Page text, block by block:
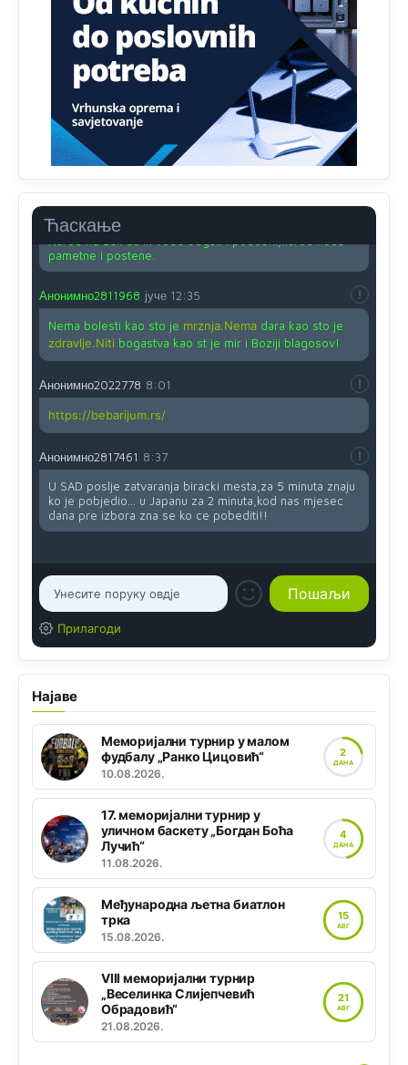
Ћаскање
Nije u svijetu problem,nahraniti siromasnd,kako nahraniti
bogate!?
Анонимно2810587 јуче 11:26
Pozdrav,evo hvata me meze.
Анонимно2811968 11:38
Sta bi rekaoprof.Momcilo Gigovic?Tako je lepi moj!
Анонимно2811968
pametne i postene.
Анонимно2811968 јуче 12:35
Nema bolesti kao sto je mrznja.Nemadara kao sto je
zdravlje.Niti bogastva kao st je mir i Boziji blagosov!
Анонимно2022778 8:01
https://bebarijum.rs/
Анонимно2817461 8:37
U SAD poslje zatvaranja biracki mesta,za 5 minuta znaju
ko je pobjedio... u Japanu za 2 minuta,kod nas mjesec
dana pre izbora zna se ko ce pobediti!!
Прилагоди
Најаве
Меморијални турнир у малом
фудбалу „Ранко Цицовић“
10.08.2026.
2
ДАНА
17. меморијални турнир у
уличном баскету „Богдан Боћа
Лучић“
11.08.2026.
4
ДАНА
Међународна љетна биатлон
трка
15.08.2026.
15
АВГ
VIII меморијални турнир
„Веселинка Слијепчевић
Обрадовић“
21.08.2026.
21
АВГ